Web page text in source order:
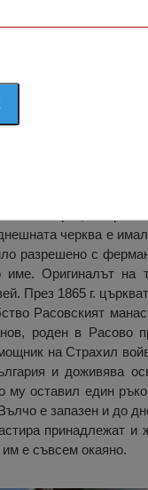
„Света
Троица’ се намира в
манастирът, но през
черква е
разрешено с
Оригиналът на
През 1865 г.
Расовският
роден в Расово
на Страхил
и доживява
му оставил един
е запазен и до
принадлежат и
им е съвсем окаяно.